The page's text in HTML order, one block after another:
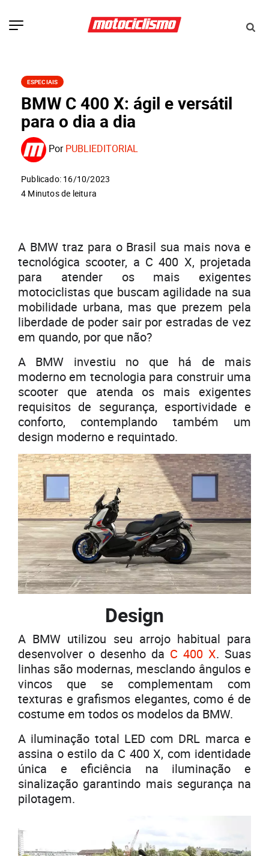
ESPECIAIS
BMW C 400 X: ágil e versátil
para o dia a dia
PorPUBLIEDITORIAL
Publicado: 16/10/2023
4 Minutos de leitura
A BMW traz para o Brasil sua mais nova e
tecnológica scooter, a C 400 X, projetada
para atender os mais exigentes
motociclistas que buscam agilidade na sua
mobilidade urbana, mas que prezem pela
liberdade de poder sair por estradas de vez
em quando, por que não?
A BMW investiu no que há de mais
moderno em tecnologia para construir uma
scooter que atenda os mais exigentes
requisitos de segurança, esportividade e
conforto, contemplando também um
design moderno e requintado.
Design
A BMW utilizou seu arrojo habitual para
desenvolver o desenho da C 400 X. Suas
linhas são modernas, mesclando ângulos e
vincos que se complementam com
texturas e grafismos elegantes, como é de
costume em todos os modelos da BMW.
A iluminação total LED com DRL marca e
assina o estilo da C 400 X, com identidade
única e eficiência na iluminação e
sinalização garantindo mais segurança na
pilotagem.